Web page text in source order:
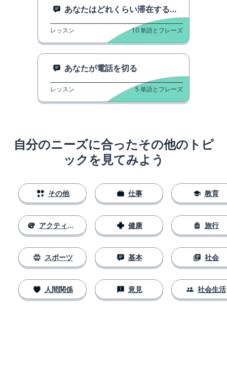
あなたはどれくらい滞在する予定ですか？
レッスン 10単語とフレーズ
あなたが電話を切る
レッスン 5 単語とフレーズ
自分のニーズに合ったその他のトピ
ックを見てみよう
その他
アクティビティ
スポーツ
人間関係
仕事
健康
基本
意見
教育
旅行
社会
社会生活